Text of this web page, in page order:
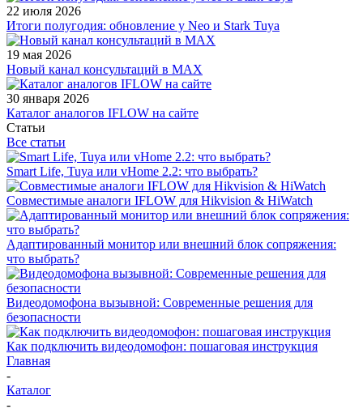
22 июля 2026
Итоги полугодия: обновление у Neo и Stark Tuya
19 мая 2026
Новый канал консультаций в MAX
30 января 2026
Каталог аналогов IFLOW на сайте
Статьи
Все статьи
Smart Life, Tuya или vHome 2.2: что выбрать?
Совместимые аналоги IFLOW для Hikvision & HiWatch
Адаптированный монитор или внешний блок сопряжения:
что выбрать?
Видеодомофона вызывной: Современные решения для
безопасности
Как подключить видеодомофон: пошаговая инструкция
Главная
-
Каталог
-